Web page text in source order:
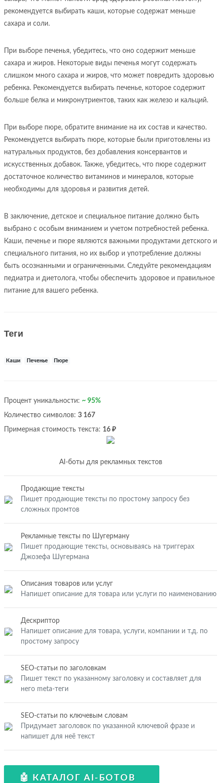
рекомендуется выбирать каши, которые содержат меньше
сахара и соли.
При выборе печенья, убедитесь, что оно содержит меньше
сахара и жиров. Некоторые виды печенья могут содержать
слишком много сахара и жиров, что может повредить здоровью
ребенка. Рекомендуется выбирать печенье, которое содержит
больше белка и микронутриентов, таких как железо и кальций.
При выборе пюре, обратите внимание на их состав и качество.
Рекомендуется выбирать пюре, которые были приготовлены из
натуральных продуктов, без добавления консервантов и
искусственных добавок. Также, убедитесь, что пюре содержит
достаточное количество витаминов и минералов, которые
необходимы для здоровья и развития детей.
В заключение, детское и специальное питание должно быть
выбрано с особым вниманием и учетом потребностей ребенка.
Каши, печенье и пюре являются важными продуктами детского и
специального питания, но их выбор и употребление должны
быть осознанными и ограниченными. Следуйте рекомендациям
педиатра и диетолога, чтобы обеспечить здоровое и правильное
питание для вашего ребенка.
Теги
Каши Печенье Пюре
Процент уникальности: ~ 95%
Количество символов: 3 167
Примерная стоимость текста: 16 ₽
AI-боты для рекламных текстов
Продающие тексты
Пишет продающие тексты по простому запросу без
сложных промтов
Рекламные тексты по Шугерману
Пишет продающие тексты, основываясь на триггерах
Джозефа Шугермана
Описания товаров или услуг
Напишет описание для товара или услуги по наименованию
Дескриптор
Напишет описание для товара, услуги, компании и т.д. по
простому запросу
SEO-статьи по заголовкам
Пишет текст по указанному заголовку и составляет для
него meta-теги
SEO-статьи по ключевым словам
Придумает заголовок по указанной ключевой фразе и
напишет для неё текст
🤖 КАТАЛОГ AI-БОТОВ